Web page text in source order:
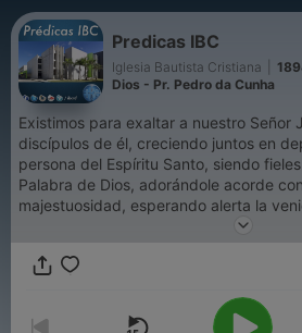
Predicas IBC
Iglesia Bautista Cristiana
Dios - Pr. Pedro da Cunha
Existimos para exaltar a nuestro Señor
discípulos de él, creciendo juntos en
persona del Espíritu Santo, siendo
Palabra de Dios, adorándole acorde
majestuosidad, esperando alerta la